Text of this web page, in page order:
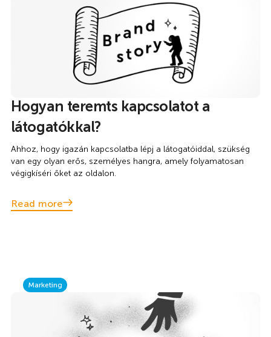
Hogyan teremts kapcsolatot a
látogatókkal?
Ahhoz, hogy igazán kapcsolatba lépj a látogatóiddal, szükség
van egy olyan erős, személyes hangra, amely folyamatosan
végigkíséri őket az oldalon.
Read more
Marketing